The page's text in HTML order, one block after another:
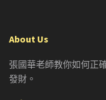
About Us
張國華老師教你如何正
發財。